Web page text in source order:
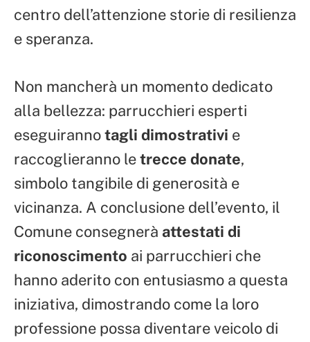
centro dell’attenzione storie di resilienza
e speranza.
Non mancherà un momento dedicato
alla bellezza: parrucchieri esperti
eseguirannotagli dimostrativi e
raccoglieranno letrecce donate,
simbolo tangibile di generosità e
vicinanza. A conclusione dell’evento, il
Comune consegnerà attestati di
riconoscimento ai parrucchieri che
hanno aderito con entusiasmo a questa
iniziativa, dimostrando come la loro
professione possa diventare veicolo di